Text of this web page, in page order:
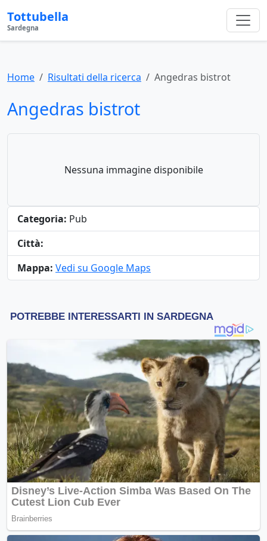
Tottubella
Sardegna
Home Risultati della ricerca Angedras bistrot
Angedras bistrot
Nessuna immagine disponibile
Categoria: Pub
Città:
Mappa: Vedi su Google Maps